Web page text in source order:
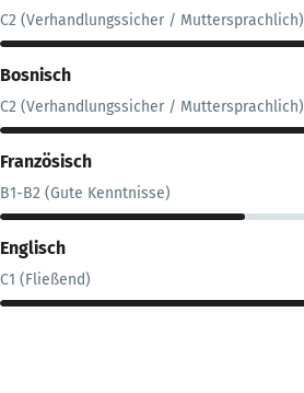
C2 (Verhandlungssicher / Muttersprachlich)
Bosnisch
C2 (Verhandlungssicher / Muttersprachlich)
Französisch
B1-B2 (Gute Kenntnisse)
Englisch
C1 (Fließend)